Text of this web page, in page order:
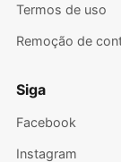
Termos de uso
Remoção de
Siga
Facebook
Instagram